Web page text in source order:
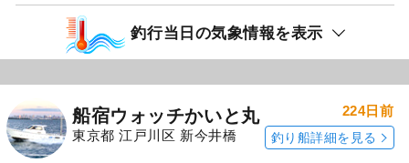
釣行当日の気象情報を表示
船宿ウォッチかいと丸
東京都 江戸川区 新今井橋
224日前
釣り船詳細を見る